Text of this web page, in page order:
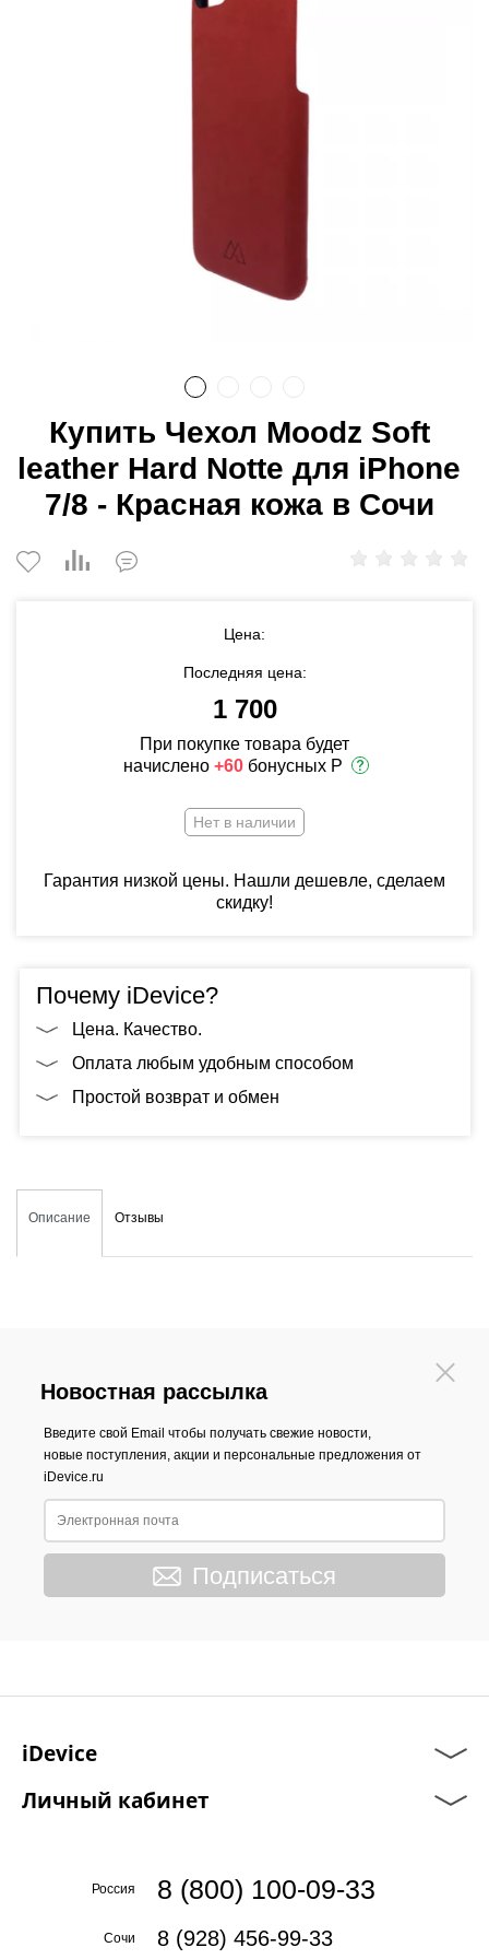
Купить Чехол Moodz Soft
leather Hard Notte для iPhone
7/8 - Красная кожа в Сочи
Цена:
Последняя цена:
1 700
При покупке товара будет
начислено +60бонусных Р
Нет в наличии
Гарантия низкой цены. Нашли дешевле, сделаем
скидку!
Почему iDevice?
Цена. Качество.
Оплата любым удобным способом
Простой возврат и обмен
Описание Отзывы
Новостная рассылка
Введите свой Email чтобы получать свежие новости,
новые поступления, акции и персональные предложения от
iDevice.ru
Подписаться
iDevice
Личный кабинет
Россия 8 (800) 100-09-33
Сочи 8 (928) 456-99-33